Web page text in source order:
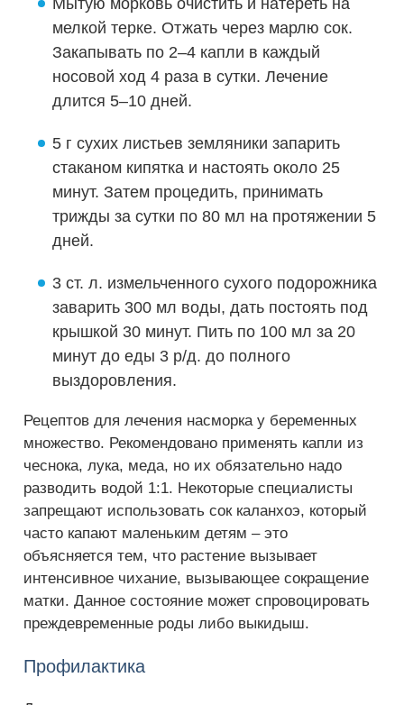
Мытую морковь очистить и натереть на
мелкой терке. Отжать через марлю сок.
Закапывать по 2–4 капли в каждый
носовой ход 4 раза в сутки. Лечение
длится 5–10 дней.
5 г сухих листьев земляники запарить
стаканом кипятка и настоять около 25
минут. Затем процедить, принимать
трижды за сутки по 80 мл на протяжении 5
дней.
3 ст. л. измельченного сухого подорожника
заварить 300 мл воды, дать постоять под
крышкой 30 минут. Пить по 100 мл за 20
минут до еды 3 р/д. до полного
выздоровления.
Рецептов для лечения насморка у беременных
множество. Рекомендовано применять капли из
чеснока, лука, меда, но их обязательно надо
разводить водой 1:1. Некоторые специалисты
запрещают использовать сок каланхоэ, который
часто капают маленьким детям – это
объясняется тем, что растение вызывает
интенсивное чихание, вызывающее сокращение
матки. Данное состояние может спровоцировать
преждевременные роды либо выкидыш.
Профилактика